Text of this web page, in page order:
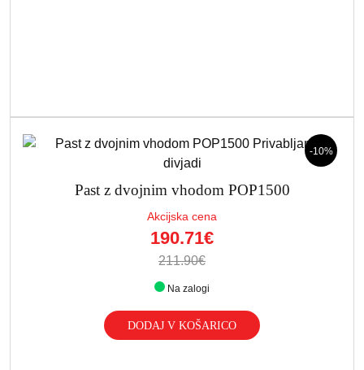
-10%
Past z dvojnim vhodom POP1500
Akcijska cena
190.71€
211.90€
Na zalogi
DODAJ V KOŠARICO